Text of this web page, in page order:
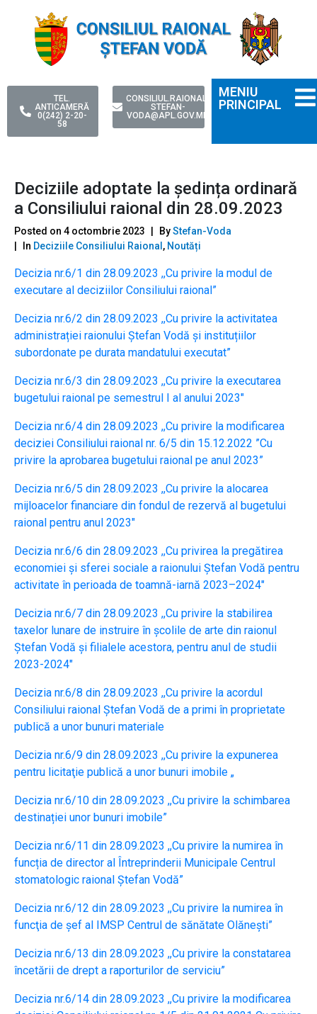
TEL.
ANTICAMERĂ
0(242) 2-20-
58
CONSILIUL.RAIONAL-
STEFAN-
VODA@APL.GOV.MD
MENIU
PRINCIPAL
Deciziile adoptate la ședința ordinară
a Consiliului raional din 28.09.2023
Posted on 4 octombrie 2023 ByStefan-Voda
In Deciziile Consiliului Raional , Noutăți
Decizia nr.6/1 din 28.09.2023 ,,Cu privire la modul de
executare al deciziilor Consiliului raional”
Decizia nr.6/2 din 28.09.2023 ,,Cu privire la activitatea
administrației raionului Ștefan Vodă și instituțiilor
subordonate pe durata mandatului executat”
Decizia nr.6/3 din 28.09.2023 ,,Cu privire la executarea
bugetului raional pe semestrul I al anului 2023″
Decizia nr.6/4 din 28.09.2023 ,,Cu privire la modificarea
deciziei Consiliului raional nr. 6/5 din 15.12.2022 ”Cu
privire la aprobarea bugetului raional pe anul 2023”
Decizia nr.6/5 din 28.09.2023 ,,Cu privire la alocarea
mijloacelor financiare din fondul de rezervă al bugetului
raional pentru anul 2023″
Decizia nr.6/6 din 28.09.2023 ,,Cu privirea la pregătirea
economiei şi sferei sociale a raionului Ştefan Vodă pentru
activitate în perioada de toamnă-iarnă 2023–2024″
Decizia nr.6/7 din 28.09.2023 ,,Cu privire la stabilirea
taxelor lunare de instruire în școlile de arte din raionul
Ştefan Vodă şi filialele acestora, pentru anul de studii
2023-2024″
Decizia nr.6/8 din 28.09.2023 ,,Cu privire la acordul
Consiliului raional Ștefan Vodă de a primi în proprietate
publică a unor bunuri materiale
Decizia nr.6/9 din 28.09.2023 ,,Cu privire la expunerea
pentru licitaţie publică a unor bunuri imobile „
Decizia nr.6/10 din 28.09.2023 ,,Cu privire la schimbarea
destinației unor bunuri imobile”
Decizia nr.6/11 din 28.09.2023 ,,Cu privire la numirea în
funcția de director al Întreprinderii Municipale Centrul
stomatologic raional Ștefan Vodă”
Decizia nr.6/12 din 28.09.2023 ,,Cu privire la numirea în
funcţia de șef al IMSP Centrul de sănătate Olănești”
Decizia nr.6/13 din 28.09.2023 ,,Cu privire la constatarea
încetării de drept a raporturilor de serviciu”
Decizia nr.6/14 din 28.09.2023 ,,Cu privire la modificarea